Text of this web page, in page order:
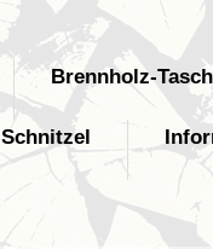
Brennholz-
Schnitzel